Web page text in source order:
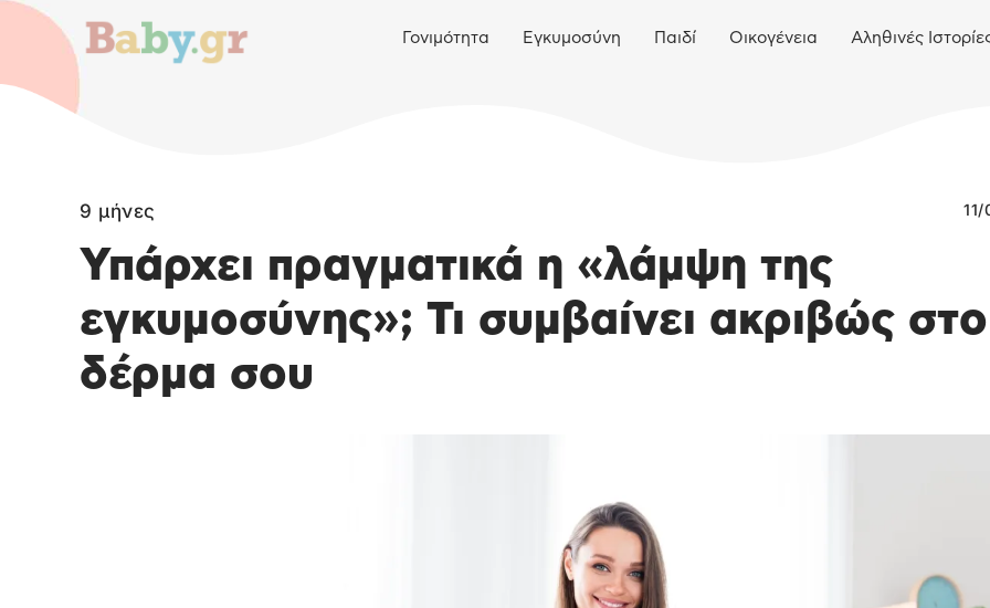
Γονιμότητα Εγκυμοσύνη Παιδί Οικογένεια Αληθινές
9 μήνες
Υπάρχει πραγματικά η «λάμψη της
εγκυμοσύνης»; Τι συμβαίνει ακριβώς στο
δέρμα σου